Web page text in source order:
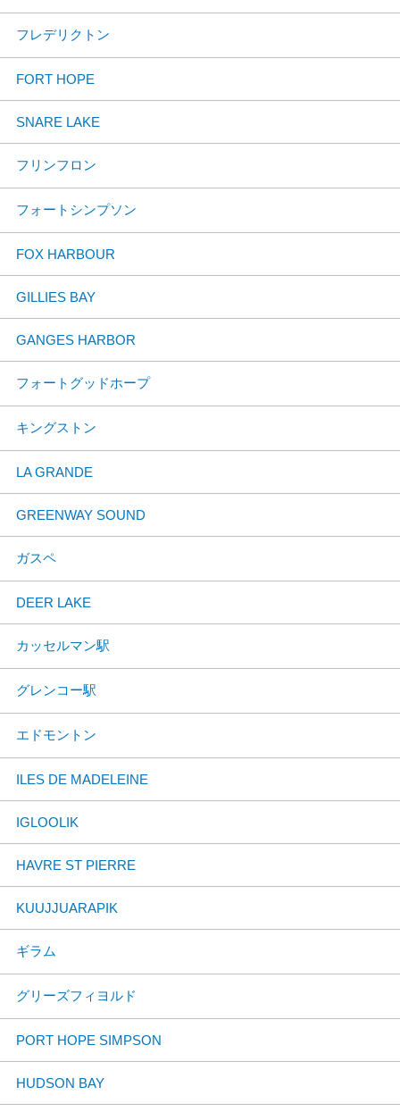
フレデリクトン
FORT HOPE
SNARE LAKE
フリンフロン
フォートシンプソン
FOX HARBOUR
GILLIES BAY
GANGES HARBOR
フォートグッドホープ
キングストン
LA GRANDE
GREENWAY SOUND
ガスペ
DEER LAKE
カッセルマン駅
グレンコー駅
エドモントン
ILES DE MADELEINE
IGLOOLIK
HAVRE ST PIERRE
KUUJJUARAPIK
ギラム
グリーズフィヨルド
PORT HOPE SIMPSON
HUDSON BAY